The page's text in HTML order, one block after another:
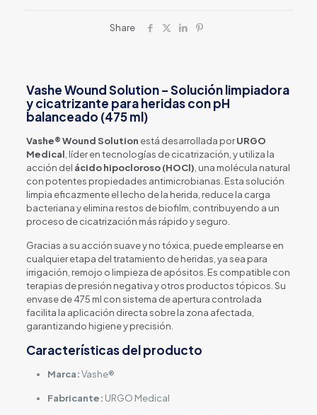
Share
Vashe Wound Solution – Solución limpiadora
y cicatrizante para heridas con pH
balanceado (475 ml)
Vashe® Wound Solution está desarrollada porURGO
Medical , líder en tecnologías de cicatrización, y utiliza la
acción del ácido hipocloroso (HOCl) , una molécula natural
con potentes propiedades antimicrobianas. Esta solución
limpia eficazmente el lecho de la herida, reduce la carga
bacteriana y elimina restos de biofilm, contribuyendo a un
proceso de cicatrización más rápido y seguro.
Gracias a su acción suave y no tóxica, puede emplearse en
cualquier etapa del tratamiento de heridas, ya sea para
irrigación, remojo o limpieza de apósitos. Es compatible con
terapias de presión negativa y otros productos tópicos. Su
envase de 475 ml con sistema de apertura controlada
facilita la aplicación directa sobre la zona afectada,
garantizando higiene y precisión.
Características del producto
Marca:Vashe®
Fabricante: URGO Medical